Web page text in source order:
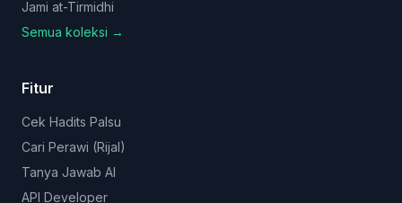
Jami at-Tirmidhi
Semua koleksi →
Fitur
Cek Hadits Palsu
Cari Perawi (Rijal)
Tanya Jawab AI
API Developer